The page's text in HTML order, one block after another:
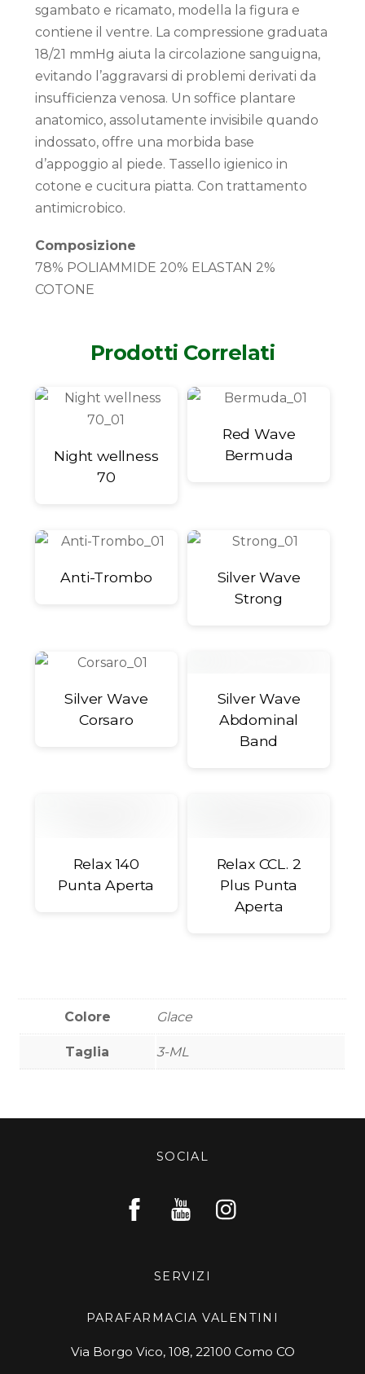
sgambato e ricamato, modella la figura e
contiene il ventre. La compressione graduata
18/21 mmHg aiuta la circolazione sanguigna,
evitando l’aggravarsi di problemi derivati da
insufficienza venosa. Un soffice plantare
anatomico, assolutamente invisibile quando
indossato, offre una morbida base
d’appoggio al piede. Tassello igienico in
cotone e cucitura piatta. Con trattamento
antimicrobico.
Composizione
78% POLIAMMIDE 20% ELASTAN 2%
COTONE
Prodotti Correlati
Night wellness
70
Red Wave
Bermuda
Anti-Trombo
Silver Wave
Strong
Silver Wave
Corsaro
Silver Wave
Abdominal
Band
Relax 140
Punta Aperta
Relax CCL. 2
Plus Punta
Aperta
Colore Glace
Taglia 3-ML
SOCIAL
SERVIZI
PARAFARMACIA VALENTINI
Via Borgo Vico, 108, 22100 Como CO